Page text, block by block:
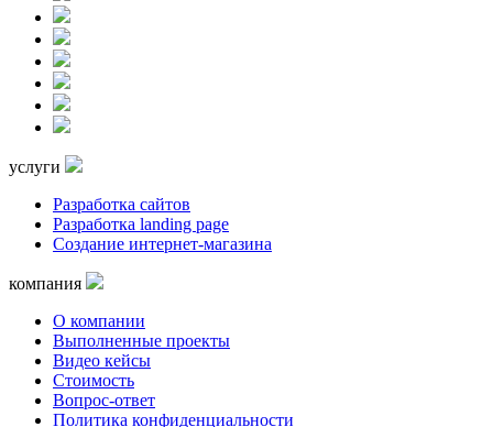
услуги
Разработка сайтов
Разработка landing page
Создание интернет-магазина
компания
О компании
Выполненные проекты
Видео кейсы
Стоимость
Вопрос-ответ
Политика конфиденциальности